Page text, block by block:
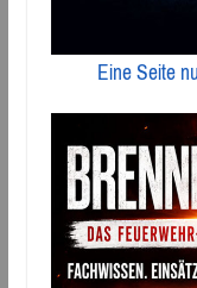
Eine Seite